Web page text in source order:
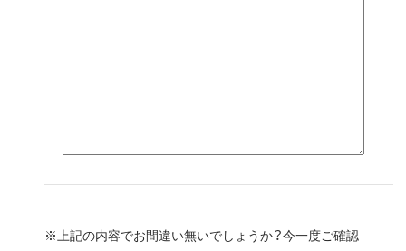
※上記の内容でお間違い無いでしょうか？今一度ご確認